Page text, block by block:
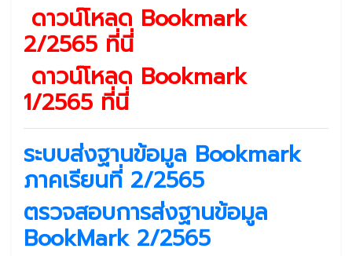
ดาวน์โหลด Bookmark
2/2565 ที่นี่
ดาวน์โหลด Bookmark
1/2565 ที่นี่
ระบบส่งฐานข้อมูล Bookmark
ภาคเรียนที่ 2/2565
ตรวจสอบการส่งฐานข้อมูล
BookMark 2/2565